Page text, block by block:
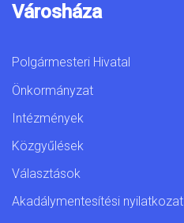
Városháza
Polgármesteri Hivatal
Önkormányzat
Intézmények
Közgyűlések
Választások
Akadálymentesítési nyilatkozat